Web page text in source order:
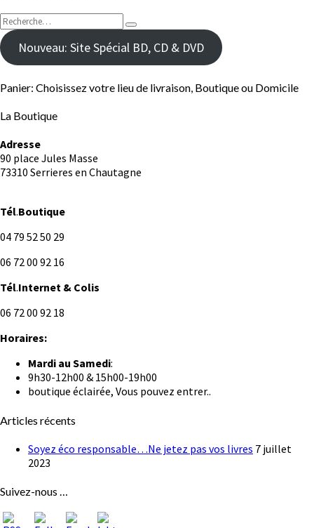
Rechercher :
Recherche
Nouveau: Site Spécial BD, CD & DVD
Panier: Choisissez votre lieu de livraison, Boutique ou Domicile
La Boutique
Adresse
90 place Jules Masse
73310 Serrieres en Chautagne
Tél.Boutique
04 79 52 50 29
06 72 00 92 16
Tél.Internet & Colis
06 72 00 92 18
Horaires:
Mardi au Samedi:
9h30-12h00 & 15h00-19h00
boutique éclairée, Vous pouvez entrer..
Articles récents
Soyez éco responsable…Ne jetez pas vos livres 7 juillet
2023
Suivez-nous …